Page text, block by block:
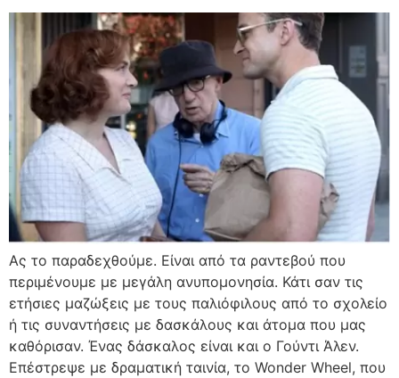
Ας το παραδεχθούμε. Είναι από τα ραντεβού που
περιμένουμε με μεγάλη ανυπομονησία. Κάτι σαν τις
ετήσιες μαζώξεις με τους παλιόφιλους από το σχολείο
ή τις συναντήσεις με δασκάλους και άτομα που μας
καθόρισαν. Ένας δάσκαλος είναι και ο Γούντι Άλεν.
Επέστρεψε με δραματική ταινία, το Wonder Wheel, που